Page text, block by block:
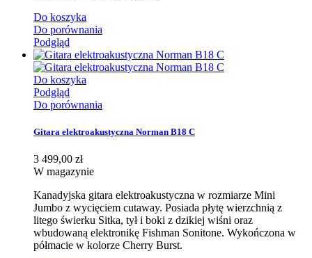
Do koszyka
Do porównania
Podgląd
Do koszyka
Podgląd
Do porównania
Gitara elektroakustyczna Norman B18 C
3 499,00 zł
W magazynie
Kanadyjska gitara elektroakustyczna w rozmiarze Mini
Jumbo z wycięciem cutaway. Posiada płytę wierzchnią z
litego świerku Sitka, tył i boki z dzikiej wiśni oraz
wbudowaną elektronikę Fishman Sonitone. Wykończona w
półmacie w kolorze Cherry Burst.